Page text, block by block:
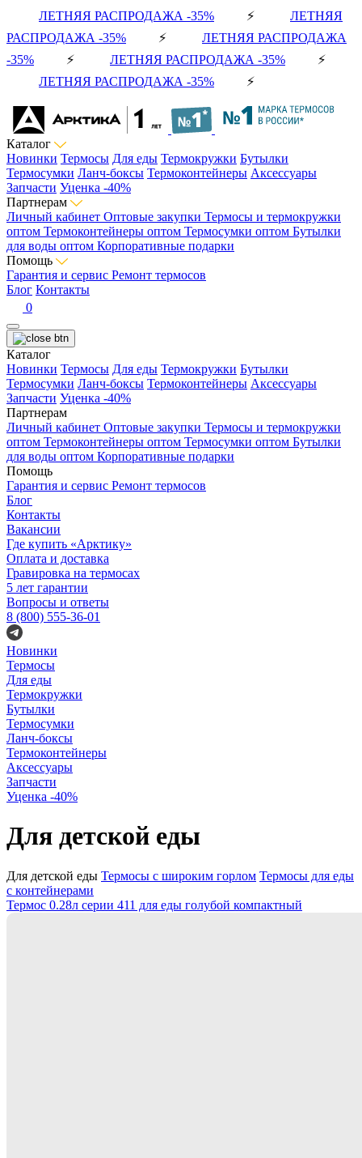
ЛЕТНЯЯ РАСПРОДАЖА -35% ⚡ ЛЕТНЯЯ
РАСПРОДАЖА -35% ⚡ ЛЕТНЯЯ РАСПРОДАЖА
-35% ⚡ ЛЕТНЯЯ РАСПРОДАЖА -35% ⚡
ЛЕТНЯЯ РАСПРОДАЖА -35% ⚡
Каталог
Новинки Термосы Для еды Термокружки Бутылки
Термосумки Ланч-боксы Термоконтейнеры Аксессуары
Запчасти Уценка -40%
Партнерам
Личный кабинет Оптовые закупки Термосы и термокружки
оптом Термоконтейнеры оптом Термосумки оптом Бутылки
для воды оптом Корпоративные подарки
Помощь
Гарантия и сервис Ремонт термосов
Блог Контакты
0
Каталог
Новинки Термосы Для еды Термокружки Бутылки
Термосумки Ланч-боксы Термоконтейнеры Аксессуары
Запчасти Уценка -40%
Партнерам
Личный кабинет Оптовые закупки Термосы и термокружки
оптом Термоконтейнеры оптом Термосумки оптом Бутылки
для воды оптом Корпоративные подарки
Помощь
Гарантия и сервис Ремонт термосов
Блог
Контакты
Вакансии
Где купить «Арктику»
Оплата и доставка
Гравировка на термосах
5 лет гарантии
Вопросы и ответы
8 (800) 555-36-01
Новинки
Термосы
Для еды
Термокружки
Бутылки
Термосумки
Ланч-боксы
Термоконтейнеры
Аксессуары
Запчасти
Уценка -40%
Для детской еды
Для детской еды Термосы с широким горлом Термосы для еды
с контейнерами
Термос 0.28л серии 411 для еды голубой компактный